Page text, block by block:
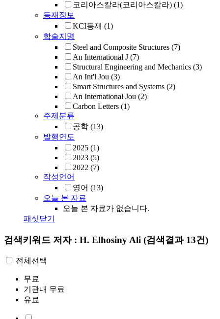
코리아스칼라(코리아스칼라) (1)
등재정보
KCI등재 (1)
학술지명
Steel and Composite Structures (7)
An International J (7)
Structural Engineering and Mechanics (3)
An Int'l Jou (3)
Smart Structures and Systems (2)
An International Jou (2)
Carbon Letters (1)
주제분류
공학 (13)
발행연도
2025 (1)
2023 (5)
2022 (7)
작성언어
영어 (13)
오늘 본 자료
오늘 본 자료가 없습니다.
패싯닫기
검색키워드 저자 : H. Elhosiny Ali (검색결과 13건)
전체선택
무료
기관내 무료
유료